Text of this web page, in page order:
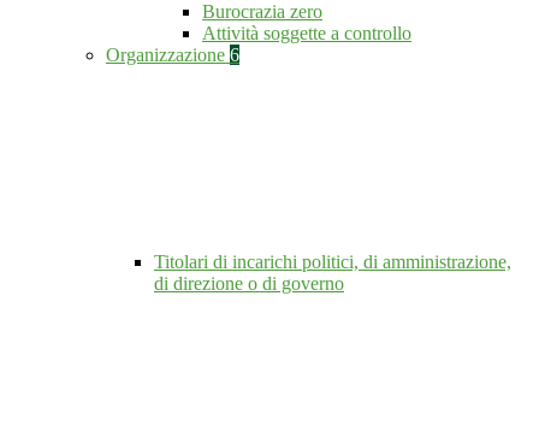
Burocrazia zero
Attività soggette a controllo
Organizzazione 6
Titolari di incarichi politici, di amministrazione,
di direzione o di governo